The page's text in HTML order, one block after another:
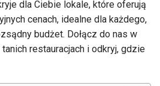
dla Ciebie lokale, które oferują
cenach, idealne dla każdego,
budżet. Dołącz do nas w
restauracjach i odkryj, gdzie